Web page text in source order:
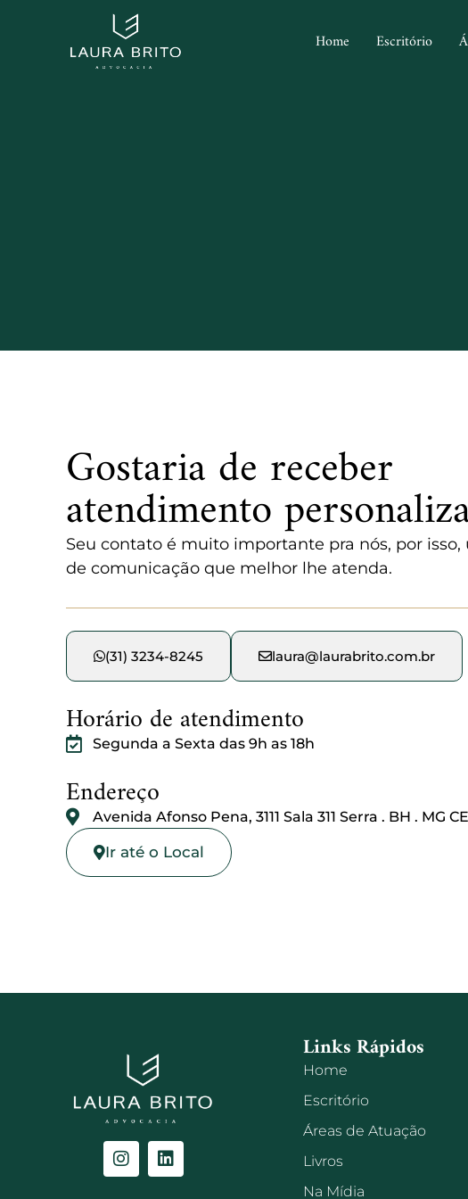
Home Escritório
Gostaria de receber
atendimento
Seu contato é muito importante pra nós, por
de comunicação que melhor lhe atenda.
(31) 3234-8245 laura@laurabrito.com.br
Horário de atendimento
Segunda a Sexta das 9h as 18h
Endereço
Avenida Afonso Pena, 3111 Sala 311 Serra . BH . MG
Ir até o Local
Links Rápidos
Home
Escritório
Áreas de Atuação
Livros
Na Mídia